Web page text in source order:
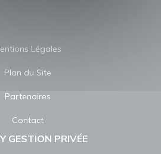
Légales
Plan du Site
Partenaires
Contact
GESTION PRIVÉE